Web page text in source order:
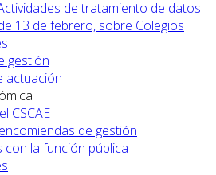
de tratamiento de datos
13 de febrero, sobre Colegios
gestión
actuación
CSCAE
de gestión
con la función pública